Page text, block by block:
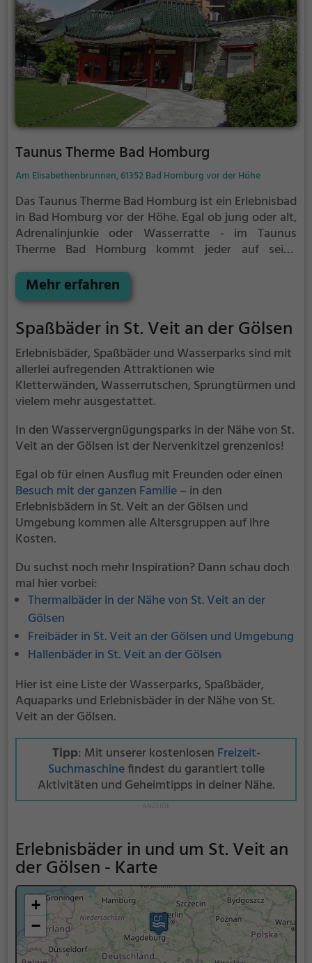
Taunus Therme Bad Homburg
Am Elisabethenbrunnen, 61352 Bad Homburg vor der Höhe
Das Taunus Therme Bad Homburg ist ein Erlebnisbad
in Bad Homburg vor der Höhe. Egal ob jung oder alt,
Adrenalinjunkie oder Wasserratte - im Taunus
Therme Bad Homburg kommt jeder auf seine
Kindergeburtstag oder einfach mit Freunden ist das
Taunus Therme Bad Homburg genau die richtige
Mehr erfahren
Spaßbäder in St. Veit an der Gölsen
Erlebnisbäder, Spaßbäder und Wasserparks sind mit
allerlei aufregenden Attraktionen wie
Kletterwänden, Wasserrutschen, Sprungtürmen und
vielem mehr ausgestattet.
In den Wasservergnügungsparks in der Nähe von St.
Veit an der Gölsen ist der Nervenkitzel grenzenlos!
Egal ob für einen Ausflug mit Freunden oder einen
Besuch mit der ganzen Familie– in den
Erlebnisbädern in St. Veit an der Gölsen und
Umgebung kommen alle Altersgruppen auf ihre
Kosten.
Du suchst noch mehr Inspiration? Dann schau doch
mal hier vorbei:
Thermalbäder in der Nähe von St. Veit an der
Gölsen
Freibäder in St. Veit an der Gölsen und Umgebung
Hallenbäder in St. Veit an der Gölsen
Hier ist eine Liste der Wasserparks, Spaßbäder,
Aquaparks und Erlebnisbäder in der Nähe von St.
Veit an der Gölsen.
Tipp: Mit unserer kostenlosen Freizeit-
Suchmaschinefindest du garantiert tolle
Aktivitäten und Geheimtipps in deiner Nähe.
Erlebnisbäder in und um St. Veit an
der Gölsen - Karte
+
−